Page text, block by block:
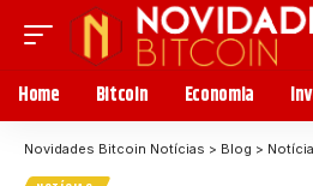
Home Bitcoin Economia
Novidades Bitcoin Notícias > Blog >